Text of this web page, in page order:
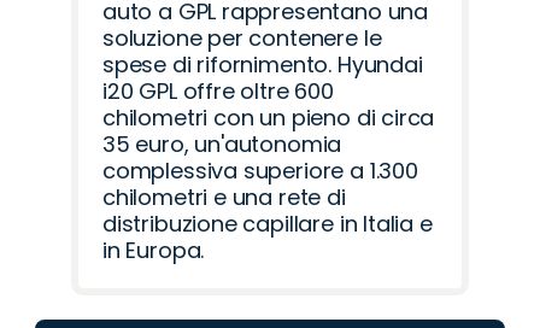
auto a GPL rappresentano una
soluzione per contenere le
spese di rifornimento. Hyundai
i20 GPL offre oltre 600
chilometri con un pieno di circa
35 euro, un'autonomia
complessiva superiore a 1.300
chilometri e una rete di
distribuzione capillare in Italia e
in Europa.